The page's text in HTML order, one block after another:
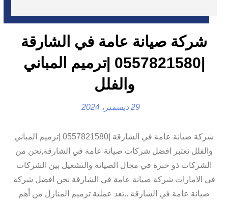
شركة صيانة عامة في الشارقة
|0557821580 |ترميم المباني
والفلل
29 ديسمبر، 2024
شركة صيانة عامة في الشارقة |0557821580 |ترميم المباني
والفلل نعتبر افضل شركات صيانة عامة في الشارقة,نحن من
الشركات ذو خبرة في مجال الصيانة والتشغيل بين الشركات
في الامارات شركة صيانة عامة في الشارقة نحن افضل شركة
صيانة عامة في الشارقة ..تعد عملية ترميم المنازل من أهم